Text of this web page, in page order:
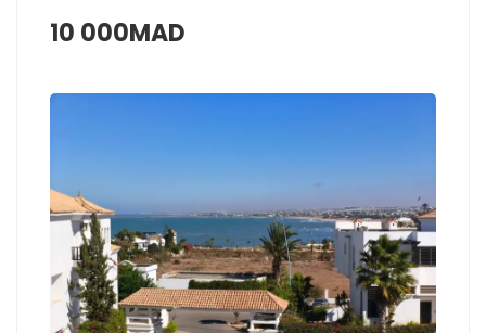
10 000MAD